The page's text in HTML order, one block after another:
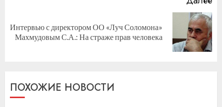
Следующая
запись:
Интервью с директором ОО «Луч Соломона»
Махмудовым С.А.: На страже прав человека
ПОХОЖИЕ НОВОСТИ